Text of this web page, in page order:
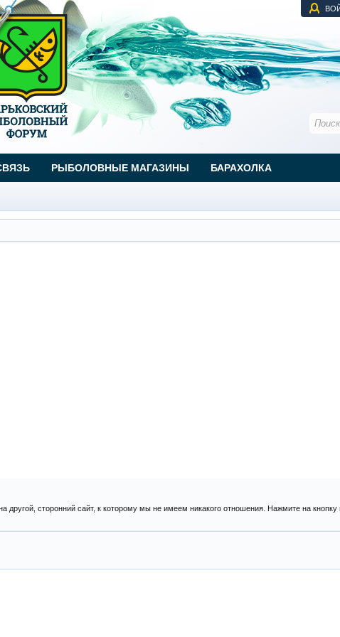
сторонний сайт, к которому мы не имеем никакого отношения. Нажмите на кнопку
РЫБОЛОВНЫЕ МАГАЗИНЫ БАРАХОЛКА